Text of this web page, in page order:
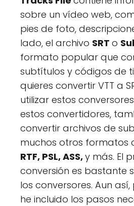
sobre un vídeo web,
pies de foto,
lado, el archivo SRT o
formato popular que
subtítulos y códigos de
quieres convertir VTT a
utilizar estos
estos convertidores,
convertir archivos de
muchos otros formatos
RTF, PSL, ASS,y más. El
conversión es bastante
los conversores. Aun
he incluido los pasos